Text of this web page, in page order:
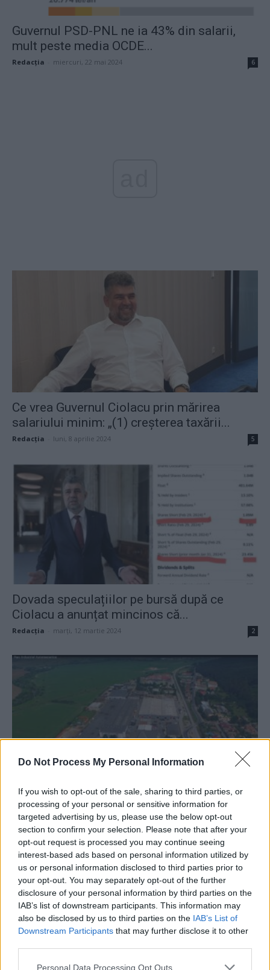
Do Not Process My Personal Information
If you wish to opt-out of the sale, sharing to third parties, or
processing of your personal or sensitive information for
targeted advertising by us, please use the below opt-out
section to confirm your selection. Please note that after your
opt-out request is processed you may continue seeing
interest-based ads based on personal information utilized by
us or personal information disclosed to third parties prior to
your opt-out. You may separately opt-out of the further
disclosure of your personal information by third parties on the
IAB’s list of downstream participants. This information may
also be disclosed by us to third parties on the IAB’s List of
Downstream Participants that may further disclose it to other
Personal Data Processing Opt Outs
Guvernul PSD-PNL ne ia 43% din salarii,
mult peste media OCDE...
Redacţia miercuri, 22 mai 2024 6
Ce vrea Guvernul Ciolacu prin mărirea
salariului minim: „(1) creșterea taxării...
Redacţia luni, 8 aprilie 2024 5
Dovada speculațiilor pe bursă după ce
Ciolacu a anunțat mincinos că...
Redacţia marți, 12 martie 2024 2
Gigantul Rheinmetall preia Automecanica
Mediaș. Năsui: „Asta ar trebui să se...
Redacţia - vineri, 2 februarie 2024